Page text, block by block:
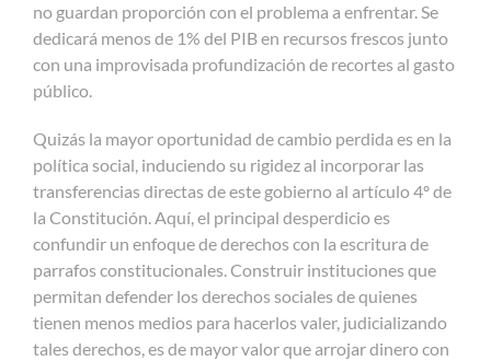
no guardan proporción con el problema a enfrentar. Se
dedicará menos de 1% del PIB en recursos frescos junto
con una improvisada profundización de recortes al gasto
público.
Quizás la mayor oportunidad de cambio perdida es en la
política social, induciendo su rigidez al incorporar las
transferencias directas de este gobierno al artículo 4º de
la Constitución. Aquí, el principal desperdicio es
confundir un enfoque de derechos con la escritura de
parrafos constitucionales. Construir instituciones que
permitan defender los derechos sociales de quienes
tienen menos medios para hacerlos valer, judicializando
tales derechos, es de mayor valor que arrojar dinero con